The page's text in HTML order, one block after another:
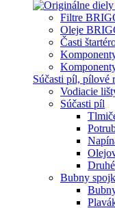
Filtre
Oleje
Časti
Súčasti píl, pílové
Vodiacie
Súčasti píl
Druhé
Bubny